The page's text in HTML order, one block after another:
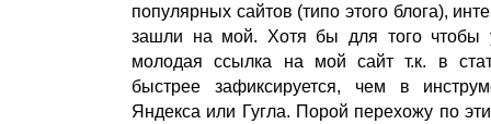
популярных сайтов (типо этого блога),
зашли на мой. Хотя бы для того чтобы
молодая ссылка на мой сайт т.к. в
быстрее зафиксируется, чем в
Яндекса или Гугла. Порой перехожу по